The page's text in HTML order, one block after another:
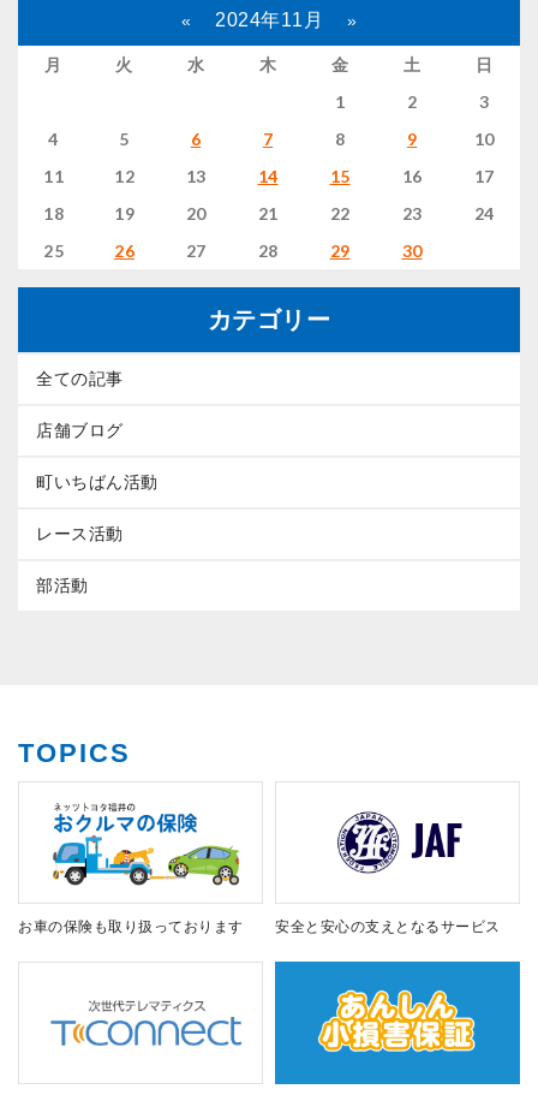
« 2024年11月 »
月 火 水 木 金 土
日
1
2
3
4
5 6 7 8 9
10
11
12 13 14 15 16
17
18
19 20 21 22 23
24
25
26 27 28 29 30
カテゴリー
全ての記事
店舗ブログ
町いちばん活動
レース活動
部活動
TOPICS
お車の保険も取り扱っております 安全と安心の支えとなるサービス